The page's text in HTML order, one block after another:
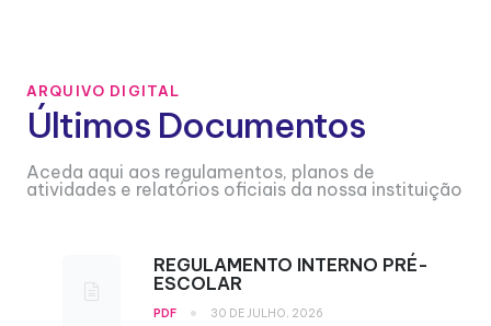
ARQUIVO DIGITAL
Últimos Documentos
Aceda aqui aos regulamentos, planos de
atividades e relatórios oficiais da nossa instituição
REGULAMENTO INTERNO PRÉ-
ESCOLAR
PDF • 30 DE JULHO, 2026